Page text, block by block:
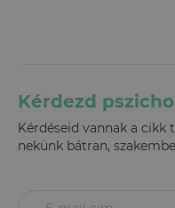
Kérdezd
Kérdéseid vannak a cikk
nekünk bátran,